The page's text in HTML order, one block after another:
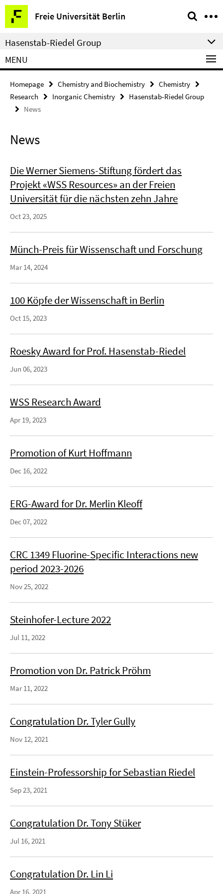
Springe
direkt
zu
Inhalt
Freie Universität Berlin
Service
Navigation
Hasenstab-Riedel Group
MENU
Homepage Chemistry and Biochemistry
Chemistry
Research
Inorganic Chemistry
Hasenstab-Riedel Group
News
News
Die Werner Siemens-Stiftung fördert das
Projekt «WSS Resources» an der Freien
Universität für die nächsten zehn Jahre
Oct 23, 2025
Münch-Preis für Wissenschaft und Forschung
Mar 14, 2024
100 Köpfe der Wissenschaft in Berlin
Oct 15, 2023
Roesky Award for Prof. Hasenstab-Riedel
Jun 06, 2023
WSS Research Award
Apr 19, 2023
Promotion of Kurt Hoffmann
Dec 16, 2022
ERG-Award for Dr. Merlin Kleoff
Dec 07, 2022
CRC 1349 Fluorine-Specific Interactions new
period 2023-2026
Nov 25, 2022
Steinhofer-Lecture 2022
Jul 11, 2022
Promotion von Dr. Patrick Pröhm
Mar 11, 2022
Congratulation Dr. Tyler Gully
Nov 12, 2021
Einstein-Professorship for Sebastian Riedel
Sep 23, 2021
Congratulation Dr. Tony Stüker
Jul 16, 2021
Congratulation Dr. Lin Li
Apr 16, 2021